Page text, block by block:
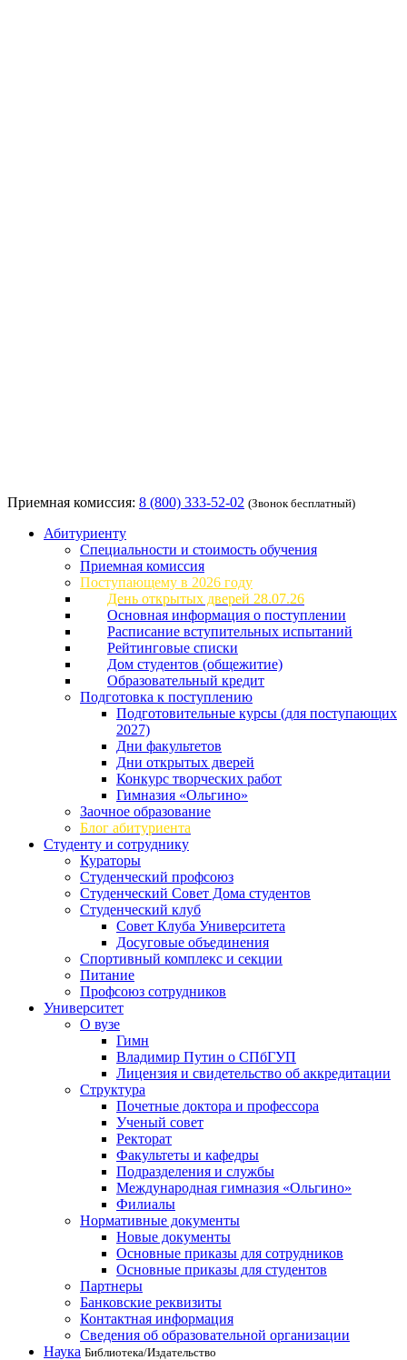
Приемная комиссия: 8 (800) 333-52-02 (Звонок бесплатный)
Абитуриенту
Специальности и стоимость обучения
Приемная комиссия
Поступающему в 2026 году
День открытых дверей 28.07.26
Основная информация о поступлении
Расписание вступительных испытаний
Рейтинговые списки
Дом студентов (общежитие)
Образовательный кредит
Подготовка к поступлению
Подготовительные курсы (для поступающих
2027)
Дни факультетов
Дни открытых дверей
Конкурс творческих работ
Гимназия «Ольгино»
Заочное образование
Блог абитуриента
Студенту и сотруднику
Кураторы
Студенческий профсоюз
Студенческий Совет Дома студентов
Студенческий клуб
Совет Клуба Университета
Досуговые объединения
Спортивный комплекс и секции
Питание
Профсоюз сотрудников
Университет
О вузе
Гимн
Владимир Путин о СПбГУП
Лицензия и свидетельство об аккредитации
Структура
Почетные доктора и профессора
Ученый совет
Ректорат
Факультеты и кафедры
Подразделения и службы
Международная гимназия «Ольгино»
Филиалы
Нормативные документы
Новые документы
Основные приказы для сотрудников
Основные приказы для студентов
Партнеры
Банковские реквизиты
Контактная информация
Сведения об образовательной организации
Наука Библиотека/Издательство